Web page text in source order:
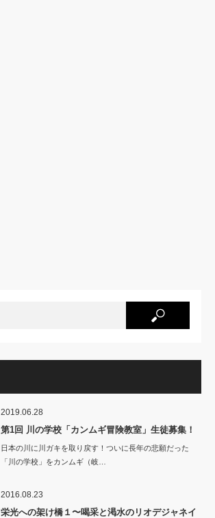
2019.06.28
第1回 川の学校「カンムギ冒険教室」生徒募集！
日本の川に川ガキを取り戻す！ついに長年の悲願だった
「川の学校」をカンムギ（岐…
2016.08.23
栄光への架け橋１〜喝采と渇水のリオデジャネイ